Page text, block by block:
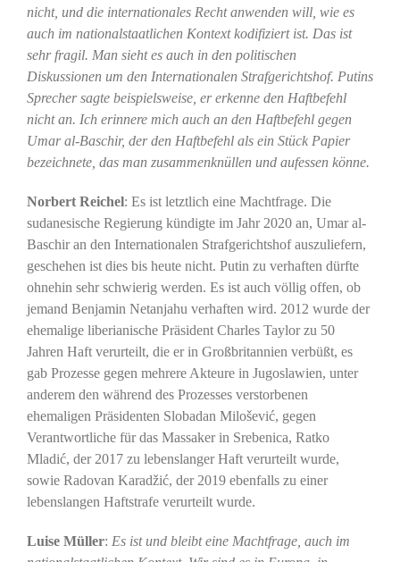
nicht, und die internationales Recht anwenden will, wie es
auch im nationalstaatlichen Kontext kodifiziert ist. Das ist
sehr fragil. Man sieht es auch in den politischen
Diskussionen um den Internationalen Strafgerichtshof. Putins
Sprecher sagte beispielsweise, er erkenne den Haftbefehl
nicht an. Ich erinnere mich auch an den Haftbefehl gegen
Umar al-Baschir, der den Haftbefehl als ein Stück Papier
bezeichnete, das man zusammenknüllen und aufessen könne.
Norbert Reichel: Es ist letztlich eine Machtfrage. Die
sudanesische Regierung kündigte im Jahr 2020 an, Umar al-
Baschir an den Internationalen Strafgerichtshof auszuliefern,
geschehen ist dies bis heute nicht. Putin zu verhaften dürfte
ohnehin sehr schwierig werden. Es ist auch völlig offen, ob
jemand Benjamin Netanjahu verhaften wird. 2012 wurde der
ehemalige liberianische Präsident Charles Taylor zu 50
Jahren Haft verurteilt, die er in Großbritannien verbüßt, es
gab Prozesse gegen mehrere Akteure in Jugoslawien, unter
anderem den während des Prozesses verstorbenen
ehemaligen Präsidenten Slobadan Milošević, gegen
Verantwortliche für das Massaker in Srebenica, Ratko
Mladić, der 2017 zu lebenslanger Haft verurteilt wurde,
sowie Radovan Karadžić, der 2019 ebenfalls zu einer
lebenslangen Haftstrafe verurteilt wurde.
Luise Müller: Es ist und bleibt eine Machtfrage, auch im